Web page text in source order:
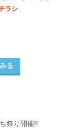
ラシ
る
祭り開催!!